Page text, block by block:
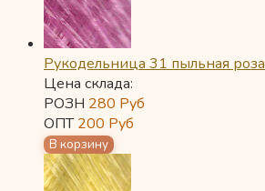
Рукодельница 31 пыльная роза
Цена склада:
РОЗН 280 Руб
ОПТ200 Руб